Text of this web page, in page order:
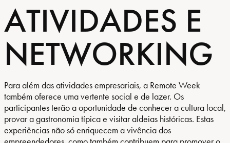
ATIVIDADES E
NETWORKING
Para além das atividades empresariais, a Remote Week
também oferece uma vertente social e de lazer. Os
participantes terão a oportunidade de conhecer a cultura local,
provar a gastronomia típica e visitar aldeias históricas. Estas
experiências não só enriquecem a vivência dos